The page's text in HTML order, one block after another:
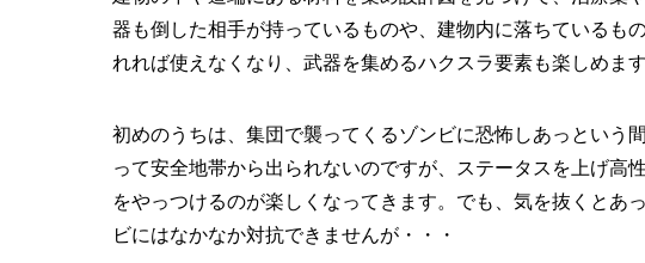
器も倒した相手が持っているものや、建物内に落ちているも
れれば使えなくなり、武器を集めるハクスラ要素も楽しめます
初めのうちは、集団で襲ってくるゾンビに恐怖しあっという
って安全地帯から出られないのですが、ステータスを上げ高
をやっつけるのが楽しくなってきます。でも、気を抜くとあ
ビにはなかなか対抗できませんが・・・